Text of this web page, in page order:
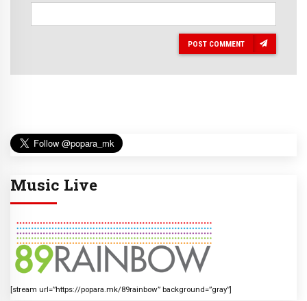
POST COMMENT
Music Live
[stream url=”https://popara.mk/89rainbow” background=”gray”]